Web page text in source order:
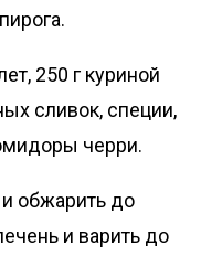
250 г куриной
сливок, специи,
черри.
и обжарить до
и варить до